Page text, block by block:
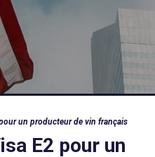
un producteur de vin français
E2 pour un